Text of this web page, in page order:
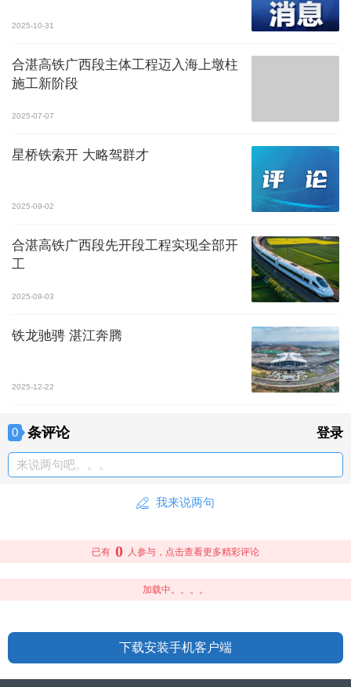
2025-10-31
合湛高铁广西段主体工程迈入海上墩柱
施工新阶段
2025-07-07
星桥铁索开 大略驾群才
2025-09-02
合湛高铁广西段先开段工程实现全部开
工
2025-09-03
铁龙驰骋 湛江奔腾
2025-12-22
0 条评论 登录
来说两句吧。。。
我来说两句
已有 0 人参与，点击查看更多精彩评论
加载中。。。。
下载安装手机客户端